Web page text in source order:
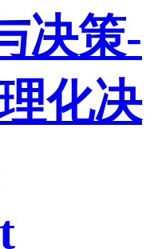
决策-
化决